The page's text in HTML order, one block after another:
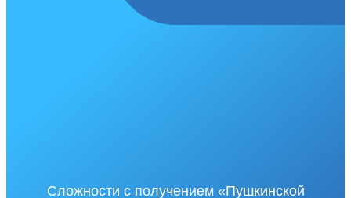
Сложности с получением «Пушкинской